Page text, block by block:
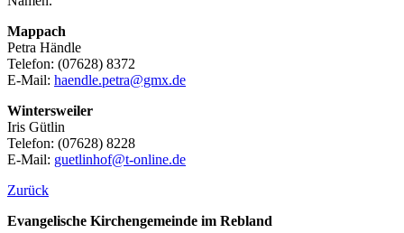
Mappach
Petra Händle
Telefon: (07628) 8372
E-Mail: haendle.petra@gmx.de
Wintersweiler
Iris Gütlin
Telefon: (07628) 8228
E-Mail: guetlinhof@t-online.de
Zurück
Evangelische Kirchengemeinde im Rebland